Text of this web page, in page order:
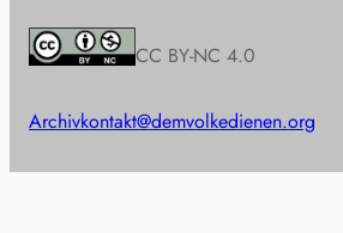
CC BY-NC 4.0
Archivkontakt@demvolkedienen.org